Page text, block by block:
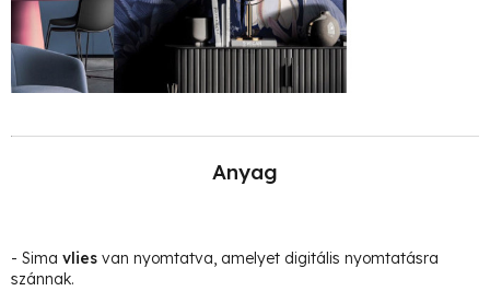
Anyag
- Sima vlies van nyomtatva, amelyet digitális nyomtatásra
szánnak.